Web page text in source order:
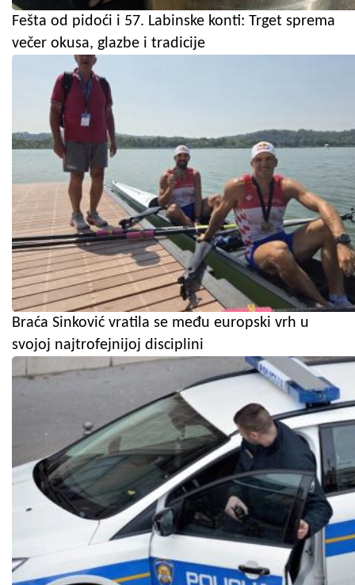
Fešta od pidoći i 57. Labinske konti: Trget sprema
večer okusa, glazbe i tradicije
Braća Sinković vratila se među europski vrh u
svojoj najtrofejnijoj disciplini